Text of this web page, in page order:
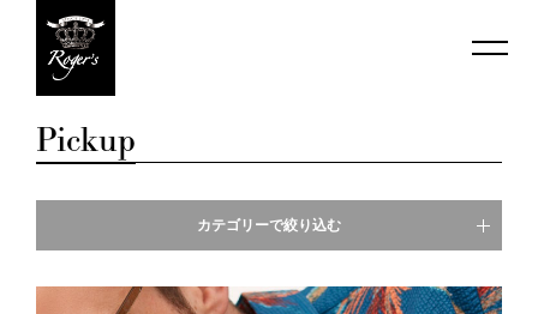
Pickup
カテゴリーで絞り込む